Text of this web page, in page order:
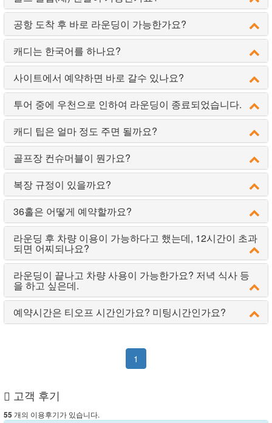
공항 도착 후 바로 라운딩이 가능한가요?
캐디는 한국어를 하나요?
사이트에서 예약하면 바로 갈수 있나요?
투어 중에 우천으로 인하여 라운딩이 종료되었습니다.
캐디 팁은 얼마 정도 주면 될까요?
골프장 컨슈머블이 뭔가요?
복장 규정이 있을까요?
36홀은 어떻게 예약할까요?
라운딩 후 차량 이용이 가능하다고 했는데, 12시간이 초과
되면 어찌되나요?
라운딩이 끝나고 차량 사용이 가능한가요? 저녁 식사 등
을 하고 싶은데.
예약시간은 티오프 시간인가요? 미팅시간인가요?
1
고객 후기
55 개의 이용후기가 있습니다.